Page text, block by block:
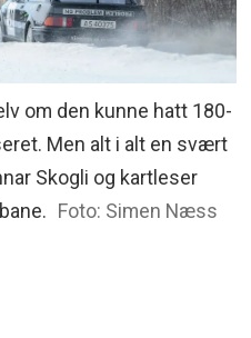
om den kunne hatt 180-
Men alt i alt en svært
Skogli og kartleser
Foto: Simen Næss